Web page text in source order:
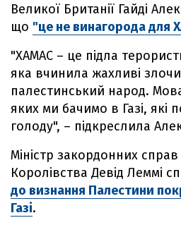
Великої Британії Гайді
що "це не винагорода для
"ХАМАС – це підла
яка вчинила жахливі
палестинський народ.
яких ми бачимо в Газі, які
голоду", – підкреслила
Міністр закордонних
Королівства Девід Леммі
до визнання Палестини
Газі.